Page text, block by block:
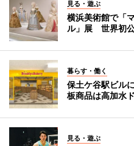
見る・遊ぶ
横浜美術館で「
ル」展 世界初
暮らす・働く
保土ケ谷駅ビル
板商品は高加水
見る・遊ぶ